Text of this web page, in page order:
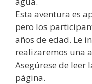
Esta aventura es
pero los
años de edad. Le
realizaremos una
Asegúrese de leer
página.